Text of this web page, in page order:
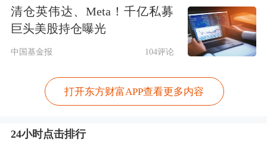
清仓英伟达、Meta！千亿私募
巨头美股持仓曝光
中国基金报 104评论
打开东方财富APP查看更多内容
24小时点击排行